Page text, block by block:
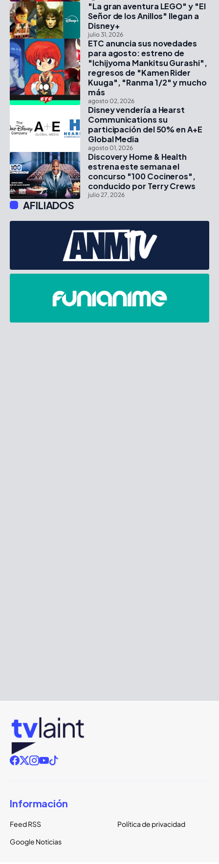
"La gran aventura LEGO" y "El
Señor de los Anillos" llegan a
Disney+
julio 31, 2026
ETC anuncia sus novedades
para agosto: estreno de
"Ichijyoma Mankitsu Gurashi",
regresos de "Kamen Rider
Kuuga", "Ranma 1/2" y mucho
más
agosto 02, 2026
Disney vendería a Hearst
Communications su
participación del 50% en A+E
Global Media
agosto 01, 2026
Discovery Home & Health
estrena este semana el
concurso "100 Cocineros",
conducido por Terry Crews
julio 27, 2026
AFILIADOS
Información
Feed RSS
Política de privacidad
Google Noticias